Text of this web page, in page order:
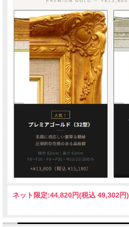
ネット限定:44,820円(税込 49,302円)